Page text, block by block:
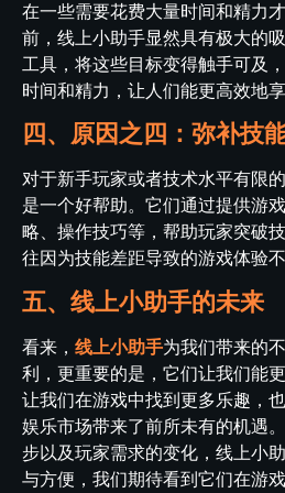
在一些需要花费大量时间和精力
前，线上小助手显然具有极大的
工具，将这些目标变得触手可及
时间和精力，让人们能更高效地享
四、原因之四：弥补技
对于新手玩家或者技术水平有限
是一个好帮助。它们通过提供游
略、操作技巧等，帮助玩家突破
往因为技能差距导致的游戏体验不
五、线上小助手的未来
看来， 线上小助手为我们带来的
利，更重要的是，它们让我们能
让我们在游戏中找到更多乐趣，
娱乐市场带来了前所未有的机遇
步以及玩家需求的变化，线上小
与方便，我们期待看到它们在游